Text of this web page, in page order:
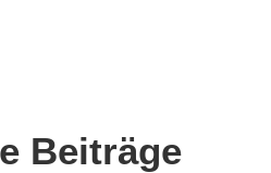
Beiträge